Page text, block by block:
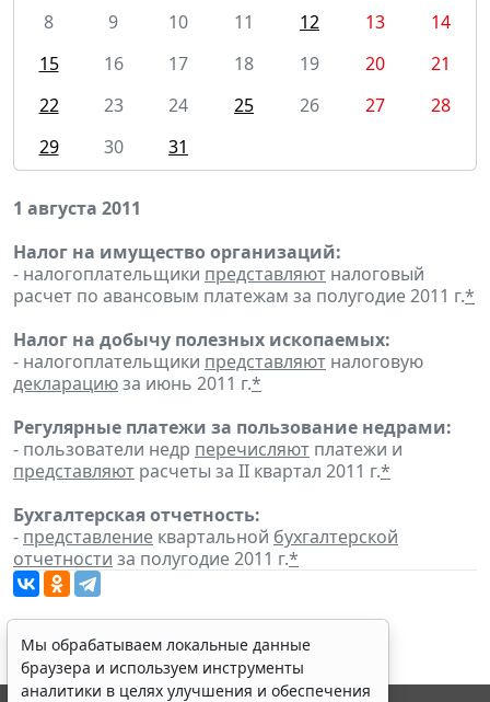
8
9 10 11 12 13
14
15
16 17 18 19 20
21
22
23 24 25 26 27
28
29
30 31
1 августа 2011
Налог на имущество организаций:
- налогоплательщики представляют налоговый
расчет по авансовым платежам за полугодие 2011 г.*
Налог на добычу полезных ископаемых:
- налогоплательщики представляют налоговую
декларациюза июнь 2011 г.*
Регулярные платежи за пользование недрами:
- пользователи недр перечисляют платежи и
представляют расчеты за II квартал 2011 г.*
Бухгалтерская отчетность:
- представление квартальной бухгалтерской
отчетности за полугодие 2011 г.*
Мы обрабатываем локальные данные
браузера и используем инструменты
аналитики в целях улучшения и обеспечения